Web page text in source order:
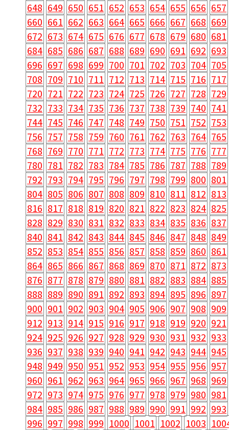
648 649 650 651 652 653 654 655 656 657
660 661 662 663 664 665 666 667 668 669
672 673 674 675 676 677 678 679 680 681
684 685 686 687 688 689 690 691 692 693
696 697 698 699 700 701 702 703 704 705
708 709 710 711 712 713 714 715 716 717
720 721 722 723 724 725 726 727 728 729
732 733 734 735 736 737 738 739 740 741
744 745 746 747 748 749 750 751 752 753
756 757 758 759 760 761 762 763 764 765
768 769 770 771 772 773 774 775 776 777
780 781 782 783 784 785 786 787 788 789
792 793 794 795 796 797 798 799 800 801
804 805 806 807 808 809 810 811 812 813
816 817 818 819 820 821 822 823 824 825
828 829 830 831 832 833 834 835 836 837
840 841 842 843 844 845 846 847 848 849
852 853 854 855 856 857 858 859 860 861
864 865 866 867 868 869 870 871 872 873
876 877 878 879 880 881 882 883 884 885
888 889 890 891 892 893 894 895 896 897
900 901 902 903 904 905 906 907 908 909
912 913 914 915 916 917 918 919 920 921
924 925 926 927 928 929 930 931 932 933
936 937 938 939 940 941 942 943 944 945
948 949 950 951 952 953 954 955 956 957
960 961 962 963 964 965 966 967 968 969
972 973 974 975 976 977 978 979 980 981
984 985 986 987 988 989 990 991 992 993
996 997 998 999 1000 1001 1002 1003